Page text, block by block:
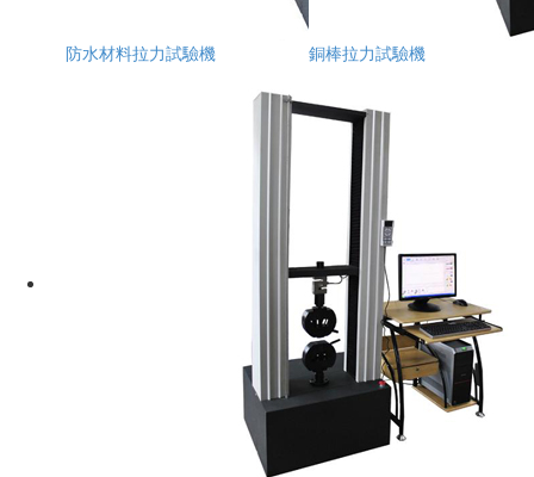
防水材料拉力試驗機 銅棒拉力試驗機
推薦閱讀